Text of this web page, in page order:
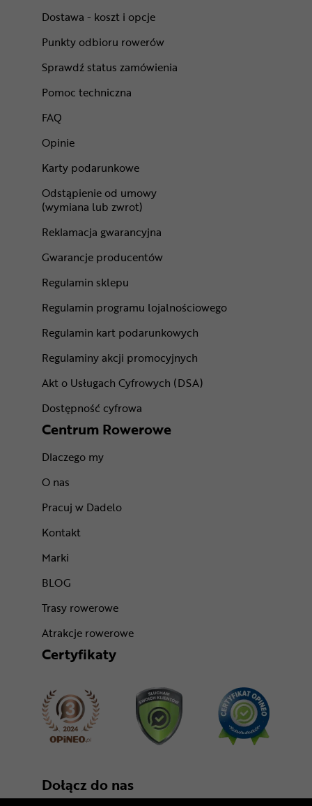
Dostawa - koszt i opcje
Punkty odbioru rowerów
Sprawdź status zamówienia
Pomoc techniczna
FAQ
Opinie
Karty podarunkowe
Odstąpienie od umowy
(wymiana lub zwrot)
Reklamacja gwarancyjna
Gwarancje producentów
Regulamin sklepu
Regulamin programu lojalnościowego
Regulamin kart podarunkowych
Regulaminy akcji promocyjnych
Akt o Usługach Cyfrowych (DSA)
Dostępność cyfrowa
Centrum Rowerowe
Dlaczego my
O nas
Pracuj w Dadelo
Kontakt
Marki
BLOG
Trasy rowerowe
Atrakcje rowerowe
Certyfikaty
Dołącz do nas